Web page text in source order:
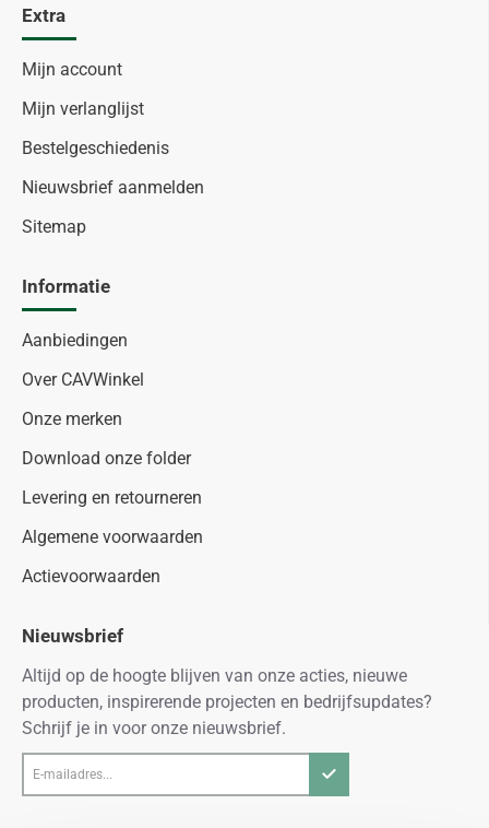
Extra
Mijn account
Mijn verlanglijst
Bestelgeschiedenis
Nieuwsbrief aanmelden
Sitemap
Informatie
Aanbiedingen
Over CAVWinkel
Onze merken
Download onze folder
Levering en retourneren
Algemene voorwaarden
Actievoorwaarden
Nieuwsbrief
Altijd op de hoogte blijven van onze acties, nieuwe
producten, inspirerende projecten en bedrijfsupdates?
Schrijf je in voor onze nieuwsbrief.
mailadres...